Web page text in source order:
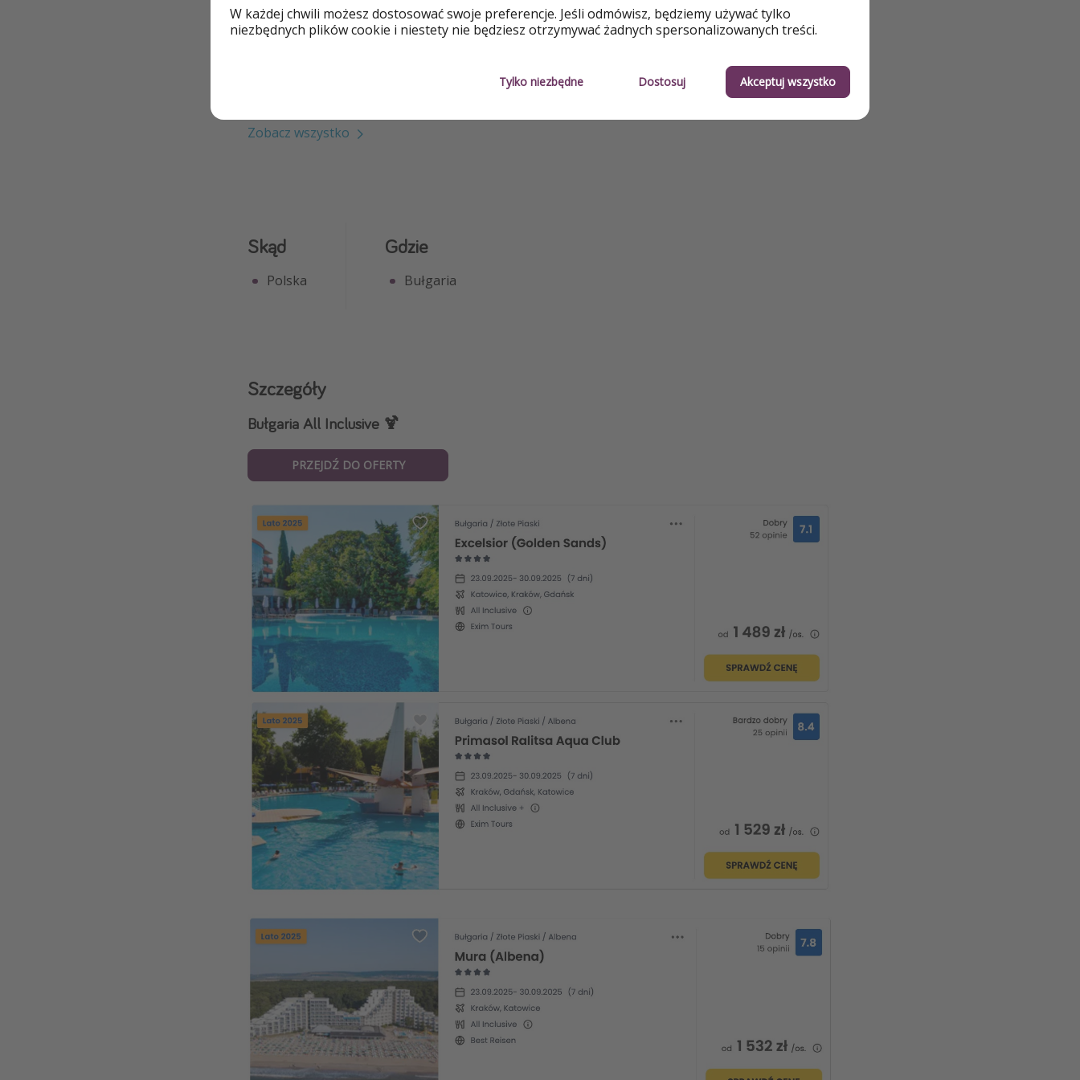
All Inclusive Z lotami Blisko plaży
Lot bezpośredni Przyjazny dla dzieci
Zobacz wszystko
Skąd
Polska
Gdzie
Bułgaria
Szczegóły
Bułgaria All Inclusive 🍹
PRZEJDŹ DO OFERTY
W każdej chwili możesz dostosować swoje preferencje. Jeśli odmówisz, będziemy używać tylko
niezbędnych plików cookie i niestety nie będziesz otrzymywać żadnych spersonalizowanych treści.
Tylko niezbędne Dostosuj Akceptuj wszystko